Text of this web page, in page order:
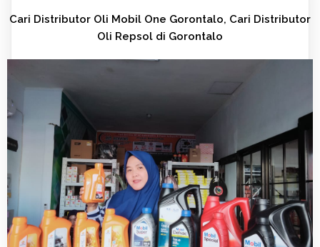
Cari Distributor Oli Mobil One Gorontalo, Cari Distributor
Oli Repsol di Gorontalo